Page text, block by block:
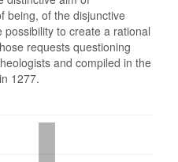
being, of the disjunctive
to create a rational
requests questioning
and compiled in the
in 1277.